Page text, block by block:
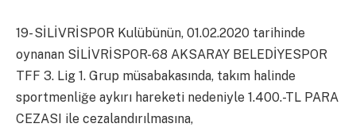
19- SİLİVRİSPOR Kulübünün, 01.02.2020 tarihinde
oynanan SİLİVRİSPOR-68 AKSARAY BELEDİYESPOR
TFF 3. Lig 1. Grup müsabakasında, takım halinde
sportmenliğe aykırı hareketi nedeniyle 1.400.-TL PARA
CEZASI ile cezalandırılmasına,